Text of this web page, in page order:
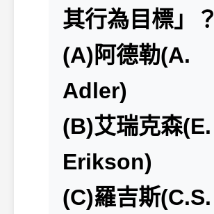
其行為目標」？
(A)阿德勒(A.
Adler)
(B)艾瑞克森(E.
Erikson)
(C)羅吉斯(C.S.